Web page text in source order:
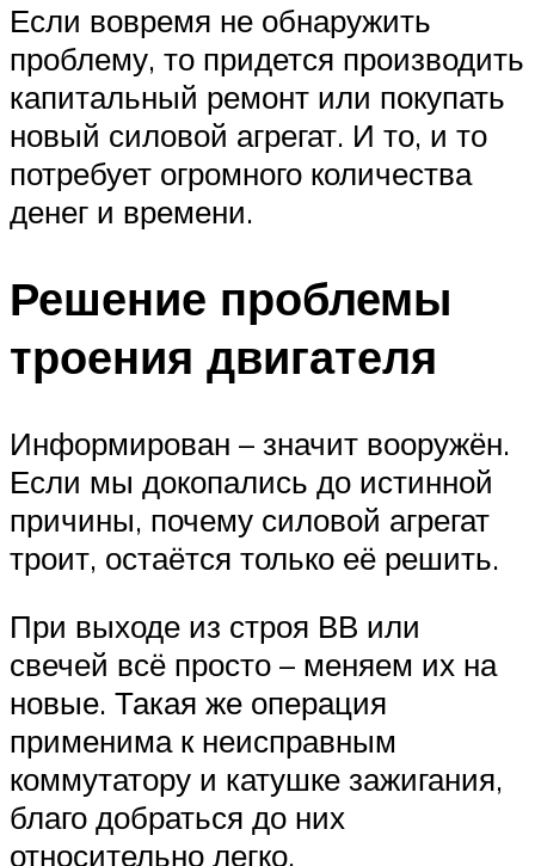
Если вовремя не обнаружить
проблему, то придется производить
капитальный ремонт или покупать
новый силовой агрегат. И то, и то
потребует огромного количества
денег и времени.
Решение проблемы
троения двигателя
Информирован – значит вооружён.
Если мы докопались до истинной
причины, почему силовой агрегат
троит, остаётся только её решить.
При выходе из строя ВВ или
свечей всё просто – меняем их на
новые. Такая же операция
применима к неисправным
коммутатору и катушке зажигания,
благо добраться до них
относительно легко.